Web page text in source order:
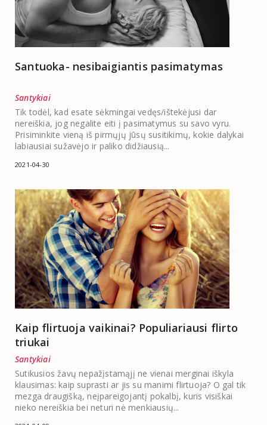
Santuoka- nesibaigiantis pasimatymas
Santykiai
Tik todėl, kad esate sėkmingai vedęs/ištekėjusi dar
nereiškia, jog negalite eiti į pasimatymus su savo vyru.
Prisiminkite vieną iš pirmųjų jūsų susitikimų, kokie dalykai
labiausiai sužavėjo ir paliko didžiausią...
2021-04-30
Kaip flirtuoja vaikinai? Populiariausi flirto
triukai
Santykiai
Sutikusios žavų nepažįstamąjį ne vienai merginai iškyla
klausimas: kaip suprasti ar jis su manimi flirtuoja? O gal tik
mezga draugišką, neįpareigojantį pokalbį, kuris visiškai
nieko nereiškia bei neturi nė menkiausių...